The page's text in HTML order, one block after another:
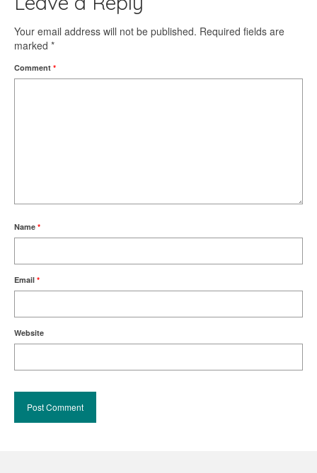
Your email address will not be published. Required fields are
marked *
Comment *
Name *
Email *
Website